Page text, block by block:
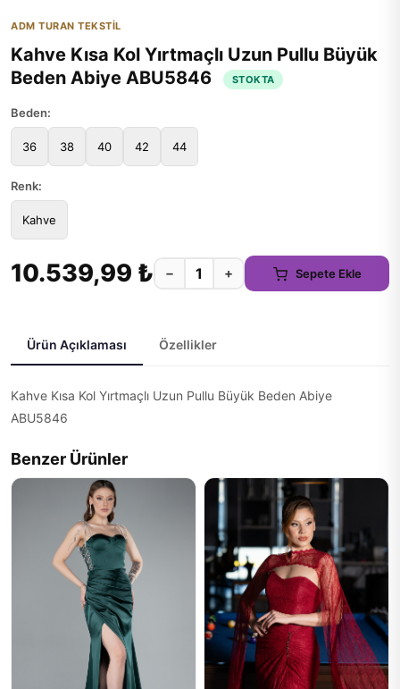
ADM TURAN TEKSTİL
Kahve Kısa Kol Yırtmaçlı Uzun Pullu Büyük
Beden Abiye ABU5846
STOKTA
Beden:
36 38 40 42 44
Renk:
Kahve
10.539,99 ₺ − + Sepete Ekle
Ürün Açıklaması Özellikler
Kahve Kısa Kol Yırtmaçlı Uzun Pullu Büyük Beden Abiye
ABU5846
Benzer Ürünler